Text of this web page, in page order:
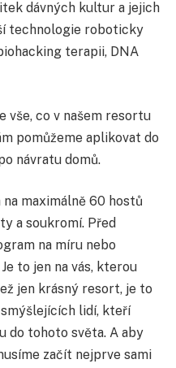
dávných kultur a jejich
technologie roboticky
terapii, DNA
vše, co v našem resortu
pomůžeme aplikovat do
návratu domů.
maximálně 60 hostů
a soukromí. Před
na míru nebo
to jen na vás, kterou
jen krásný resort, je to
lidí, kteří
do tohoto světa. A aby
začít nejprve sami